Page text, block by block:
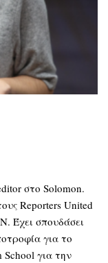
στο Solomon.
Reporters United
Έχει σπουδάσει
για το
για την